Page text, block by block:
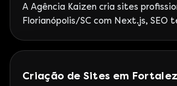
A Agência Kaizen cria sites
Florianópolis/SC com Next.js, SEO
em Florianópolis (Multi Open / Rio
Criação de Sites em